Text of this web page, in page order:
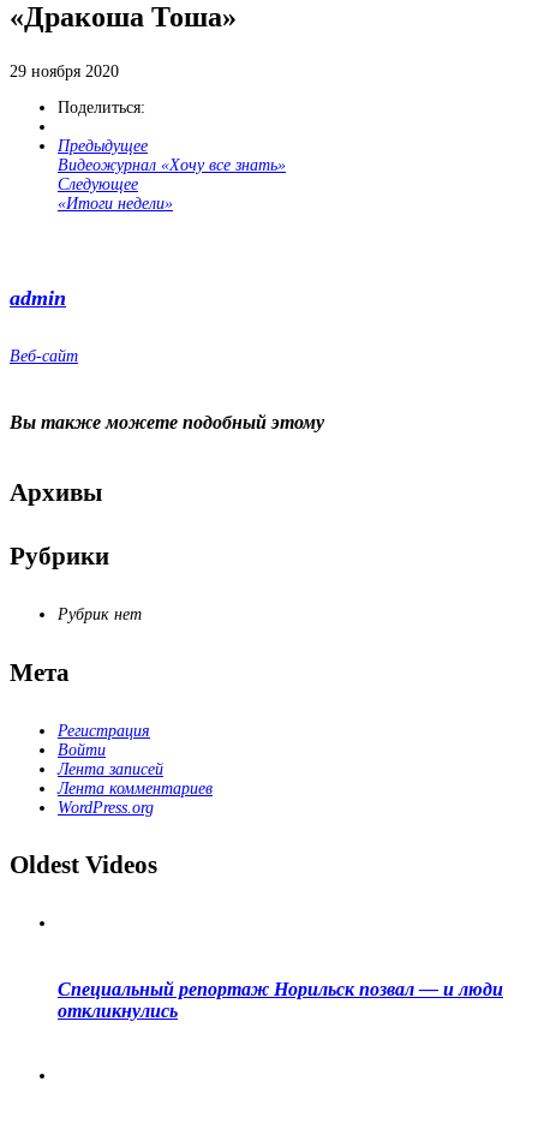
«Дракоша Тоша»
29 ноября 2020
Поделиться:
Предыдущее
Видеожурнал «Хочу все знать»
Следующее
«Итоги недели»
admin
Веб-сайт
Вы также можете подобный этому
Архивы
Рубрики
Рубрик нет
Мета
Регистрация
Войти
Лента записей
Лента комментариев
WordPress.org
Oldest Videos
Специальный репортаж Норильск позвал — и люди
откликнулись